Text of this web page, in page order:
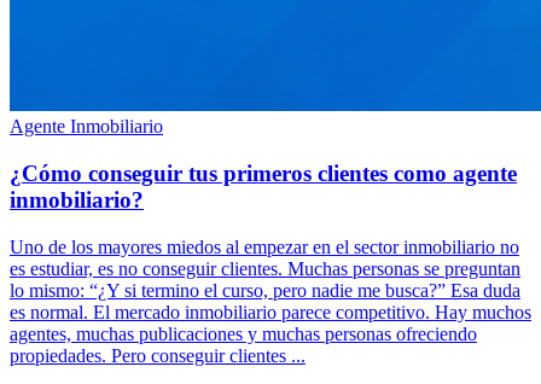
Agente Inmobiliario
¿Cómo conseguir tus primeros clientes como agente
inmobiliario?
Uno de los mayores miedos al empezar en el sector inmobiliario no
es estudiar, es no conseguir clientes. Muchas personas se preguntan
lo mismo: “¿Y si termino el curso, pero nadie me busca?” Esa duda
es normal. El mercado inmobiliario parece competitivo. Hay muchos
agentes, muchas publicaciones y muchas personas ofreciendo
propiedades. Pero conseguir clientes ...